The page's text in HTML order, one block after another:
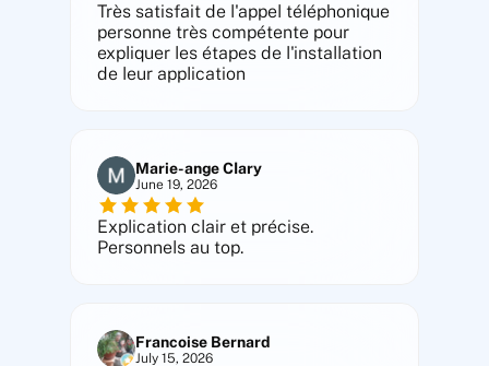
Très satisfait de l'appel téléphonique
personne très compétente pour
expliquer les étapes de l'installation
de leur application
Marie-ange Clary
June 19, 2026
Explication clair et précise.
Personnels au top.
Francoise Bernard
July 15, 2026